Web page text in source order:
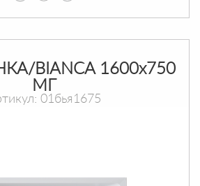
BIANCA 1600х750
МГ
01бья1675